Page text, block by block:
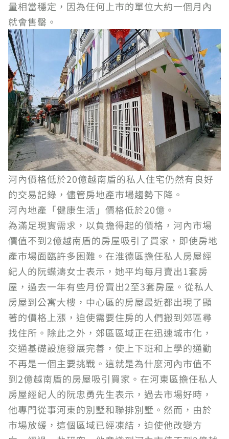
量相當穩定，因為任何上市的單位大約一個月內
就會售罄。
河內價格低於20億越南盾的私人住宅仍然有良好
的交易記錄，儘管房地產市場趨勢下降。
河內地產「健康生活」價格低於20億。
為滿足現實需求，以負擔得起的價格，河內市場
價值不到2億越南盾的房屋吸引了買家，即使房地
產市場面臨許多困難。在淮德區擔任私人房屋經
紀人的阮蝶濤女士表示，她平均每月賣出1套房
屋，過去一年有些月份賣出2至3套房屋。從私人
房屋到公寓大樓，中心區的房屋最近都出現了顯
著的價格上漲，迫使需要住房的人們搬到郊區尋
找住所。除此之外，郊區區域正在迅速城市化，
交通基礎設施發展完善，使上下班和上學的通勤
不再是一個主要挑戰。這就是為什麼河內市值不
到2億越南盾的房屋吸引買家。在河東區擔任私人
房屋經紀人的阮忠勇先生表示，過去市場好時，
他專門從事河東的別墅和聯排別墅。然而，由於
市場放緩，這個區域已經凍結，迫使他改變方